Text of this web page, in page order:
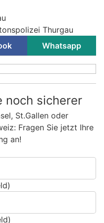
Thurgau
Whatsapp
noch sicherer
St.Gallen oder
Fragen Sie jetzt Ihre
an!